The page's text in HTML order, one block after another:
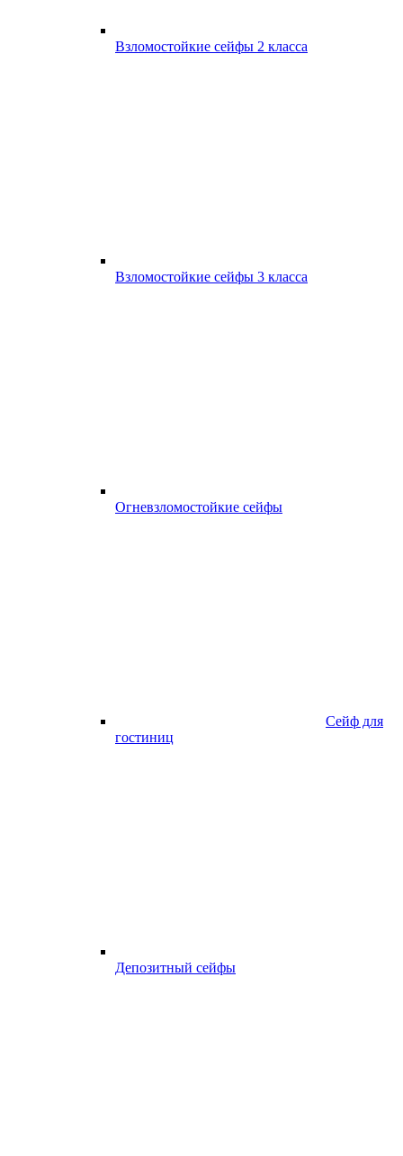
Взломостойкие сейфы 2 класса
Взломостойкие сейфы 3 класса
Огневзломостойкие сейфы
Сейф для
гостиниц
Депозитный сейфы